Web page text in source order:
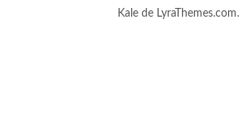
Kalede LyraThemes.com.